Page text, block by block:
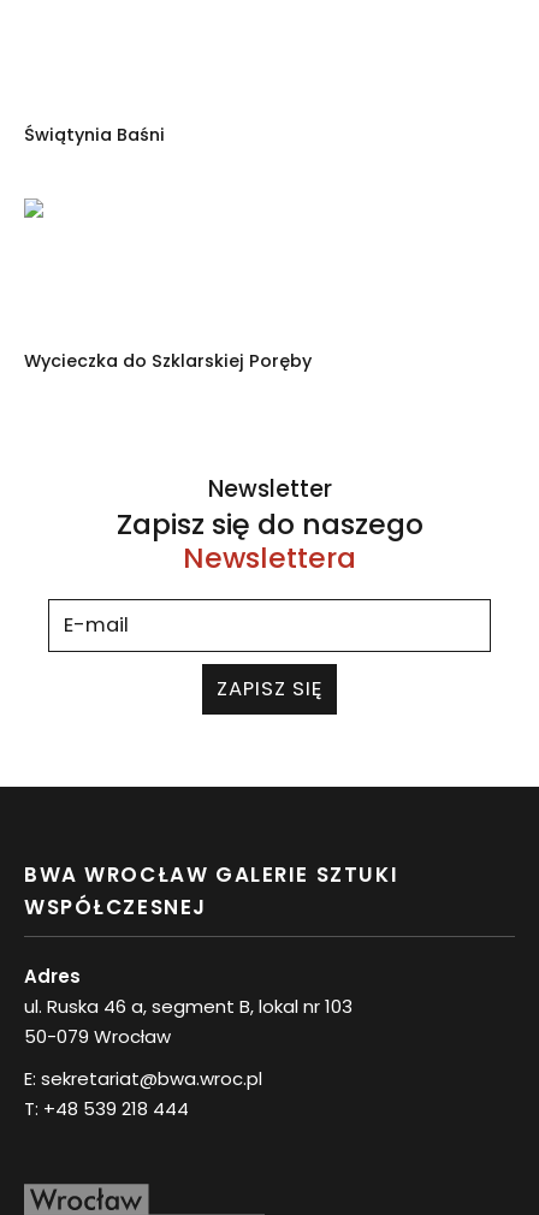
Świątynia Baśni
Wycieczka do Szklarskiej Poręby
Newsletter
Zapisz się do naszego
Newslettera
ZAPISZ SIĘ
BWA WROCŁAW GALERIE SZTUKI
WSPÓŁCZESNEJ
Adres
ul. Ruska 46 a, segment B, lokal nr 103
50-079 Wrocław
E: sekretariat@bwa.wroc.pl
T: +48 539 218 444